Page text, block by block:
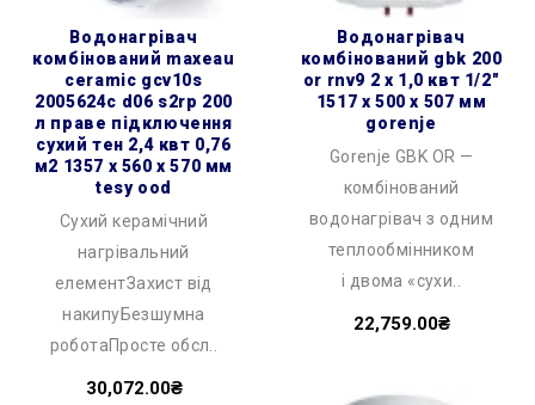
водонагрівач
комбінований maxeau
ceramic gcv10s
2005624c d06 s2rp 200
л праве підключення
сухий тен 2,4 квт 0,76
м2 1357 x 560 x 570 мм
tesy ood
Сухий керамічний
нагрівальний
елементЗахист від
накипуБезшумна
роботаПросте обсл..
30,072.00₴
водонагрівач
комбінований gbk 200
or rnv9 2 х 1,0 квт 1/2″
1517 x 500 x 507 мм
gorenje
Gorenje GBK OR —
комбінований
водонагрівач з одним
теплообмінником
і двома «сухи..
22,759.00₴